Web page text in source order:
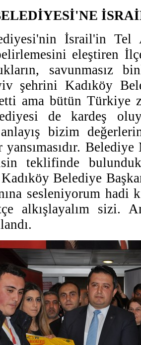
İsrail'in Tel
eleştiren
savunmasız
şehrini Kadıköy
ama bütün Türkiye
de kardeş
bizim
teklifinde
Belediye
sesleniyorum hadi
alkışlayalım sizi.